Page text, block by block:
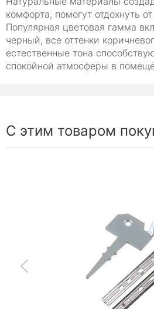
комфорта, помогут отдохнуть
Популярная цветовая гамма
черный, все оттенки
естественные тона
спокойной атмосферы в
С этим товаром